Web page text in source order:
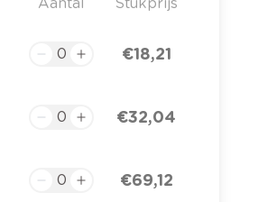
Aantal Stukprijs
€ 18,21
€ 32,04
€ 69,12